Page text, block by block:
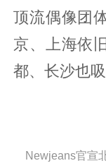
顶流偶像团
京、上海依
都、长沙也
Newjeans官宣